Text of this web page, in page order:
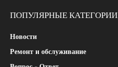
ПОПУЛЯРНЫЕ КАТЕГОРИИ
Новости
Ремонт и обслуживание